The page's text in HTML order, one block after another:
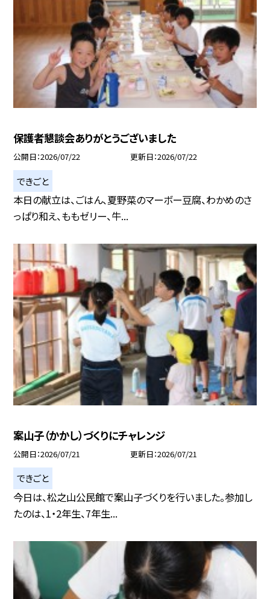
保護者懇談会ありがとうございました
公開日 2026/07/22 更新日 2026/07/22
できごと
本日の献立は、ごはん、夏野菜のマーボー豆腐、わかめのさ
っぱり和え、ももゼリー、牛...
案山子（かかし）づくりにチャレンジ
公開日 2026/07/21 更新日 2026/07/21
できごと
今日は、松之山公民館で案山子づくりを行いました。参加し
たのは、1・2年生、7年生...